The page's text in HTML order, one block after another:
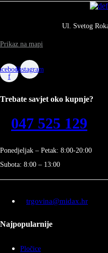
Ul. Svetog
Prikaz na mapi
f
Instagram
Trebate savjet oko kupnje?
047 525 129
Ponedjeljak – Petak: 8:00-20:00
Subota: 8:00 – 13:00
trgovina@midax.hr
Najpopularnije
Pločice